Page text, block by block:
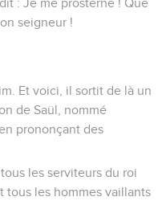
: Je me prosterne ! Que
seigneur !
Et voici, il sortit de là un
de Saül, nommé
prononçant des
les serviteurs du roi
tous les hommes vaillants